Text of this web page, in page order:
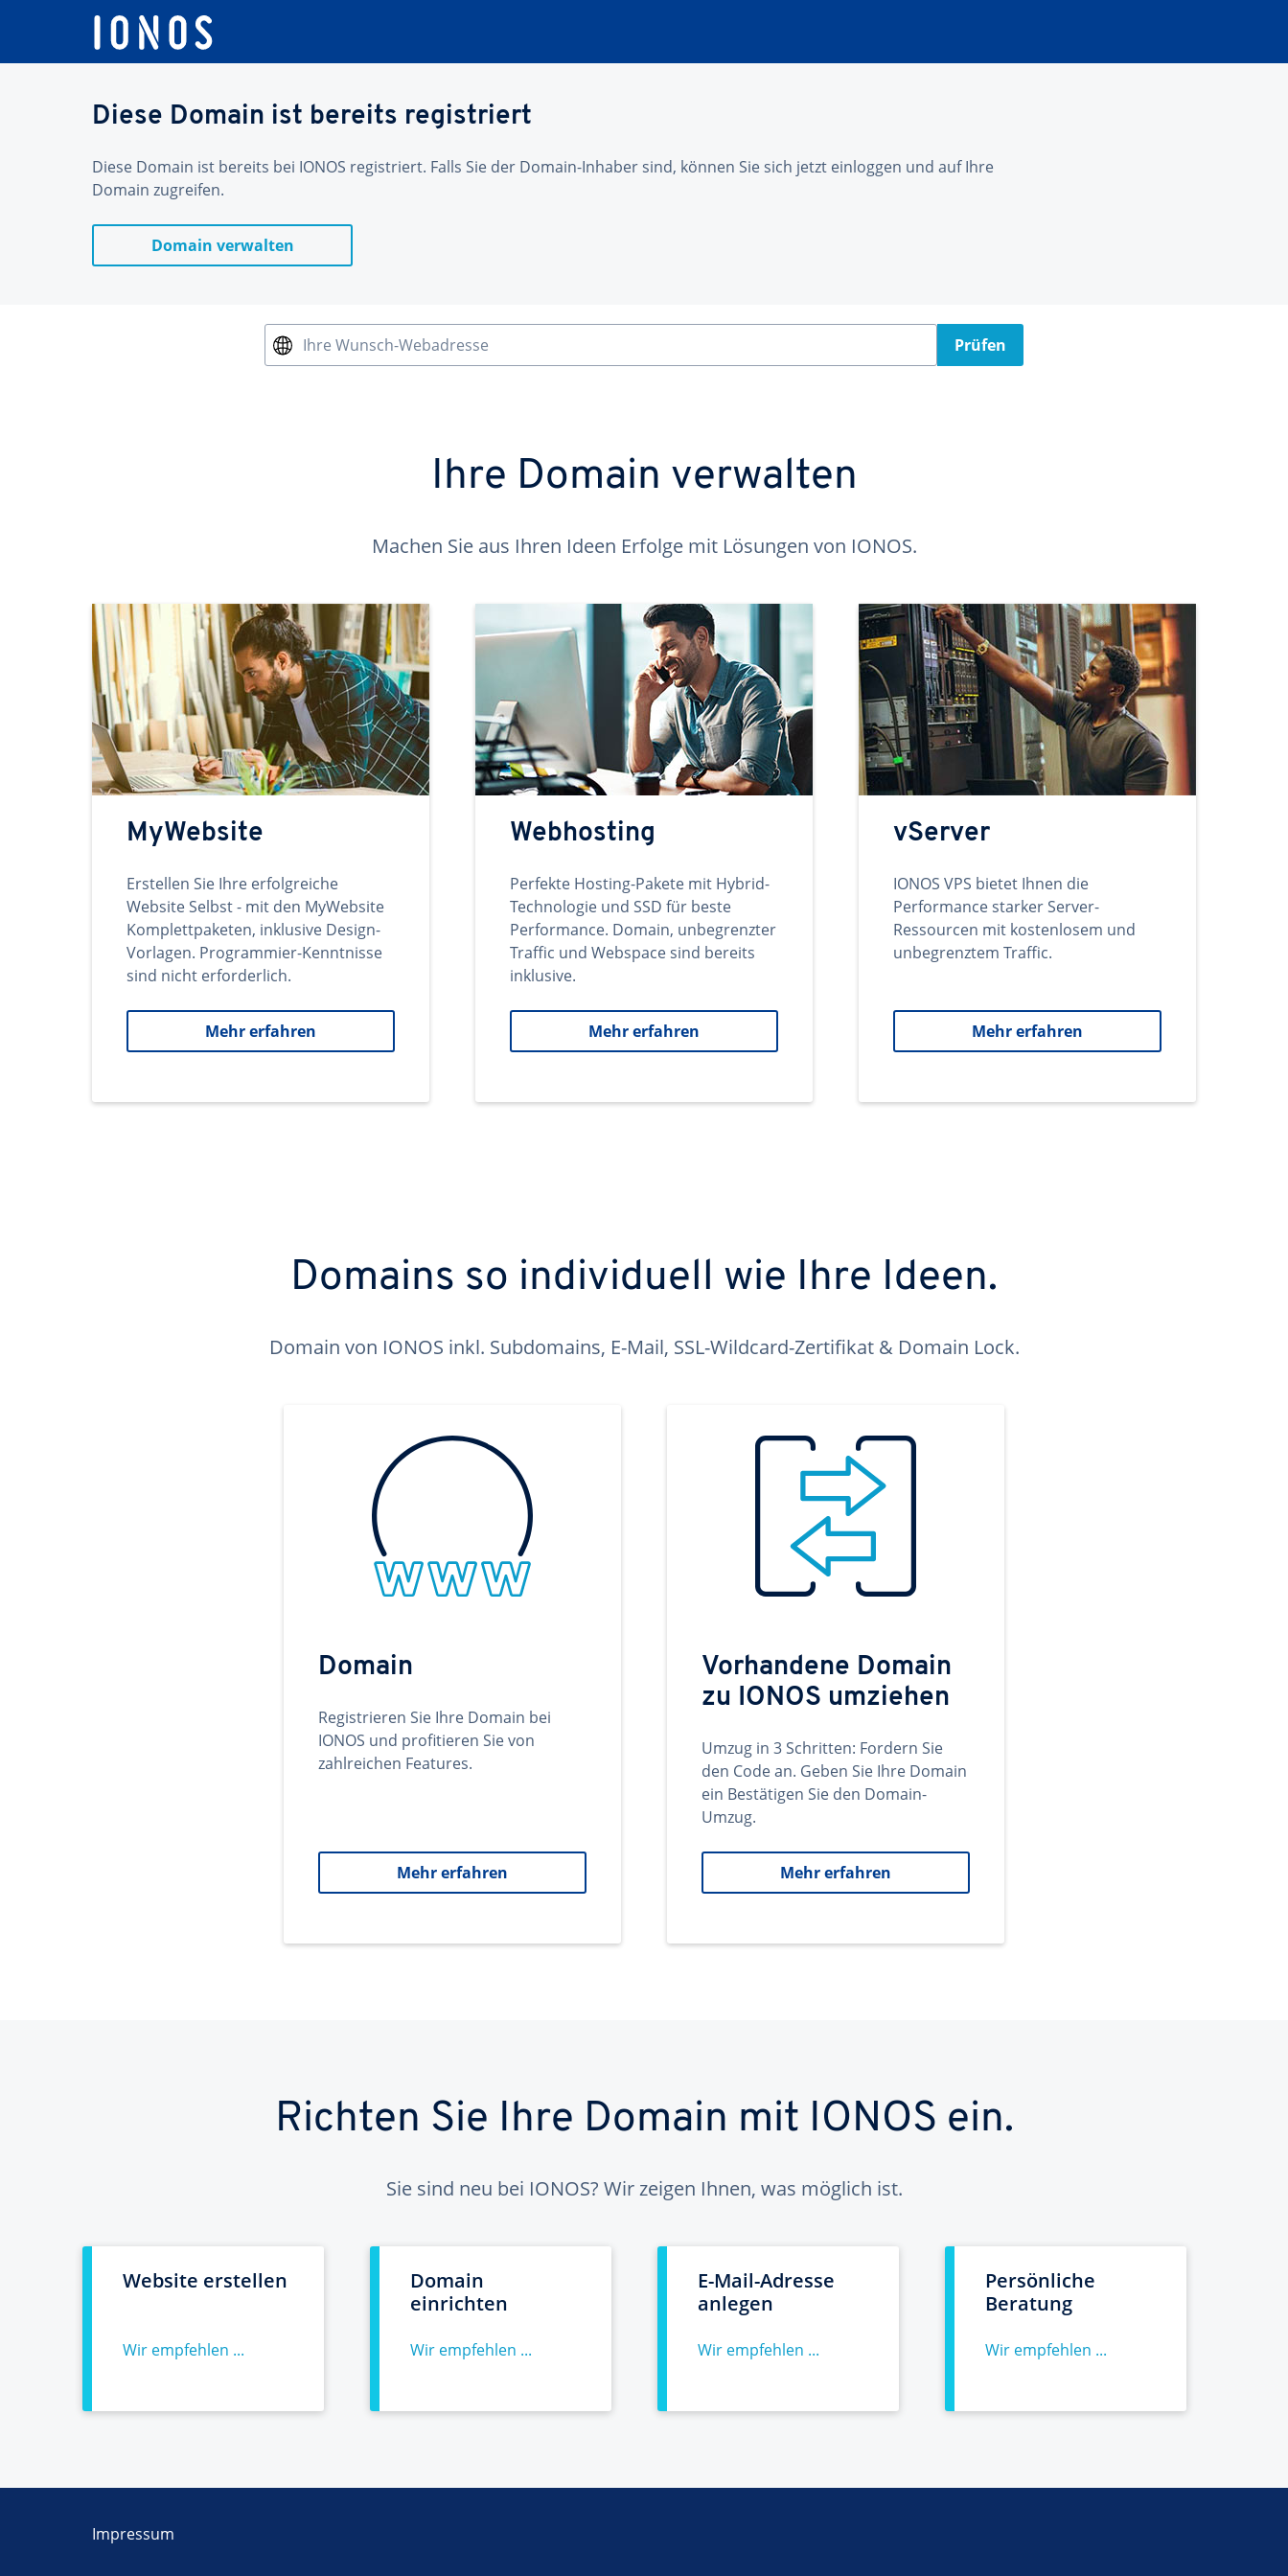
Diese Domain ist bereits registriert
Diese Domain ist bereits bei IONOS registriert. Falls Sie der Domain-Inhaber sind, können Sie sich jetzt einloggen und auf Ihre
Domain zugreifen.
Domain verwalten
Ihre Wunsch-Webadresse Prüfen
Ihre Domain verwalten
Machen Sie aus Ihren Ideen Erfolge mit Lösungen von IONOS.
MyWebsite
Erstellen Sie Ihre erfolgreiche
Website Selbst - mit den MyWebsite
Komplettpaketen, inklusive Design-
Vorlagen. Programmier-Kenntnisse
sind nicht erforderlich.
Mehr erfahren
Webhosting
Perfekte Hosting-Pakete mit Hybrid-
Technologie und SSD für beste
Performance. Domain, unbegrenzter
Traffic und Webspace sind bereits
inklusive.
Mehr erfahren
vServer
IONOS VPS bietet Ihnen die
Performance starker Server-
Ressourcen mit kostenlosem und
unbegrenztem Traffic.
Mehr erfahren
Domains so individuell wie Ihre Ideen.
Domain von IONOS inkl. Subdomains, E-Mail, SSL-Wildcard-Zertifikat & Domain Lock.
Domain
Registrieren Sie Ihre Domain bei
IONOS und profitieren Sie von
zahlreichen Features.
Mehr erfahren
Vorhandene Domain
zu IONOS umziehen
Umzug in 3 Schritten: Fordern Sie
den Code an. Geben Sie Ihre Domain
ein Bestätigen Sie den Domain-
Umzug.
Mehr erfahren
Richten Sie Ihre Domain mit IONOS ein.
Sie sind neu bei IONOS? Wir zeigen Ihnen, was möglich ist.
Website erstellen
Wir empfehlen ...
Domain
einrichten
Wir empfehlen ...
E-Mail-Adresse
anlegen
Wir empfehlen ...
Persönliche
Beratung
Wir empfehlen ...
Impressum